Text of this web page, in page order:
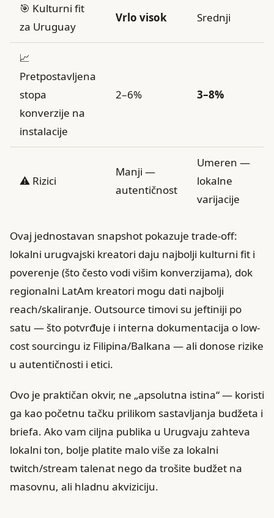
🎯 Kulturni fit
za Uruguay
Vrlo visok Srednji
📈
Pretpostavljena
stopa
konverzije na
instalacije
2–6% 3–8%
⚠️ Rizici
Manji —
autentičnost
Umeren —
lokalne
varijacije
Ovaj jednostavan snapshot pokazuje trade-off:
lokalni urugvajski kreatori daju najbolji kulturni fit i
poverenje (što često vodi višim konverzijama), dok
regionalni LatAm kreatori mogu dati najbolji
reach/skaliranje. Outsource timovi su jeftiniji po
satu — što potvrđuje i interna dokumentacija o low-
cost sourcingu iz Filipina/Balkana — ali donose rizike
u autentičnosti i etici.
Ovo je praktičan okvir, ne „apsolutna istina“ — koristi
ga kao početnu tačku prilikom sastavljanja budžeta i
briefa. Ako vam ciljna publika u Urugvaju zahteva
lokalni ton, bolje platite malo više za lokalni
twitch/stream talenat nego da trošite budžet na
masovnu, ali hladnu akviziciju.